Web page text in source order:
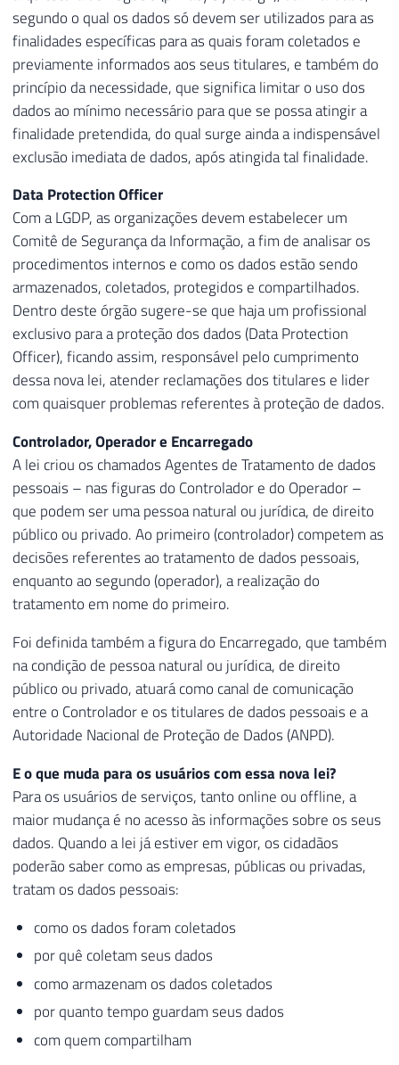
segundo o qual os dados só devem ser utilizados para as
finalidades específicas para as quais foram coletados e
previamente informados aos seus titulares, e também do
princípio da necessidade, que significa limitar o uso dos
dados ao mínimo necessário para que se possa atingir a
finalidade pretendida, do qual surge ainda a indispensável
exclusão imediata de dados, após atingida tal finalidade.
Data Protection Officer
Com a LGDP, as organizações devem estabelecer um
Comitê de Segurança da Informação, a fim de analisar os
procedimentos internos e como os dados estão sendo
armazenados, coletados, protegidos e compartilhados.
Dentro deste órgão sugere-se que haja um profissional
exclusivo para a proteção dos dados (Data Protection
Officer), ficando assim, responsável pelo cumprimento
dessa nova lei, atender reclamações dos titulares e lider
com quaisquer problemas referentes à proteção de dados.
Controlador, Operador e Encarregado
A lei criou os chamados Agentes de Tratamento de dados
pessoais – nas figuras do Controlador e do Operador –
que podem ser uma pessoa natural ou jurídica, de direito
público ou privado. Ao primeiro (controlador) competem as
decisões referentes ao tratamento de dados pessoais,
enquanto ao segundo (operador), a realização do
tratamento em nome do primeiro.
Foi definida também a figura do Encarregado, que também
na condição de pessoa natural ou jurídica, de direito
público ou privado, atuará como canal de comunicação
entre o Controlador e os titulares de dados pessoais e a
Autoridade Nacional de Proteção de Dados (ANPD).
E o que muda para os usuários com essa nova lei?
Para os usuários de serviços, tanto online ou offline, a
maior mudança é no acesso às informações sobre os seus
dados. Quando a lei já estiver em vigor, os cidadãos
poderão saber como as empresas, públicas ou privadas,
tratam os dados pessoais:
como os dados foram coletados
por quê coletam seus dados
como armazenam os dados coletados
por quanto tempo guardam seus dados
com quem compartilham